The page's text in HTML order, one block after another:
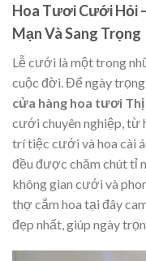
Hoa Tươi Cưới Hỏi
Mạn Và Sang Trọng
Lễ cưới là một trong
cuộc đời. Để ngày trọng
cửa hàng hoa tươi Thị
cưới chuyên nghiệp, từ
trí tiệc cưới và hoa cài
đều được chăm chút tỉ
không gian cưới và
thợ cắm hoa tại đây
đẹp nhất, giúp ngày